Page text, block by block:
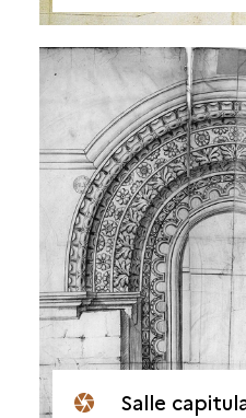
Salle capitulaire, dessin de la